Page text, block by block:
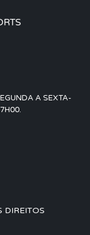
A SEXTA-
DIREITOS